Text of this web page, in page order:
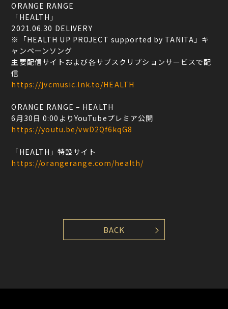
ORANGE RANGE
「HEALTH」
2021.06.30 DELIVERY
※「HEALTH UP PROJECT supported by TANITA」キ
ャンペーンソング
主要配信サイトおよび各サブスクリプションサービスで配
信
https://jvcmusic.lnk.to/HEALTH
ORANGE RANGE – HEALTH
6月30日 0:00よりYouTubeプレミア公開
https://youtu.be/vwD2Qf6kqG8
「HEALTH」特設サイト
https://orangerange.com/health/
BACK